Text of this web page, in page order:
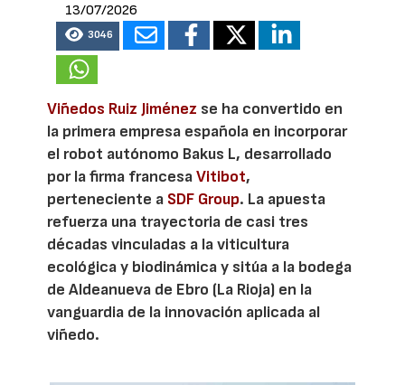
13/07/2026
3046
Viñedos Ruiz Jiménez se ha convertido en
la primera empresa española en incorporar
el robot autónomo Bakus L, desarrollado
por la firma francesaVitibot,
perteneciente a SDF Group. La apuesta
refuerza una trayectoria de casi tres
décadas vinculadas a la viticultura
ecológica y biodinámica y sitúa a la bodega
de Aldeanueva de Ebro (La Rioja) en la
vanguardia de la innovación aplicada al
viñedo.